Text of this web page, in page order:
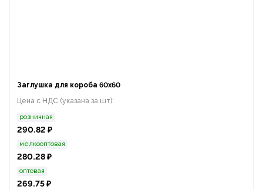
Заглушка для короба 60х60
Цена с НДС (указана за шт):
розничная
290.82 ₽
мелкооптовая
280.28 ₽
оптовая
269.75 ₽